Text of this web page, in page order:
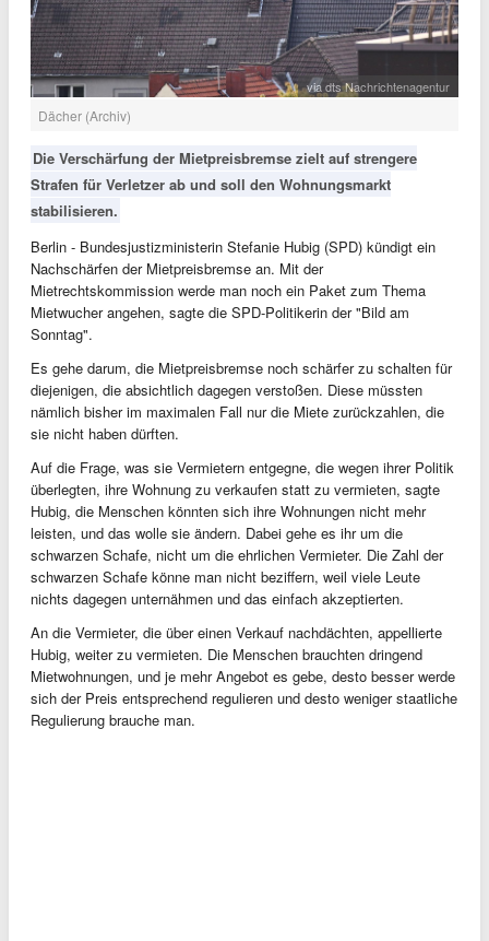
via dts Nachrichtenagentur
Dächer (Archiv)
Die Verschärfung der Mietpreisbremse zielt auf strengere
Strafen für Verletzer ab und soll den Wohnungsmarkt
stabilisieren.
Berlin - Bundesjustizministerin Stefanie Hubig (SPD) kündigt ein
Nachschärfen der Mietpreisbremse an. Mit der
Mietrechtskommission werde man noch ein Paket zum Thema
Mietwucher angehen, sagte die SPD-Politikerin der "Bild am
Sonntag".
Es gehe darum, die Mietpreisbremse noch schärfer zu schalten für
diejenigen, die absichtlich dagegen verstoßen. Diese müssten
nämlich bisher im maximalen Fall nur die Miete zurückzahlen, die
sie nicht haben dürften.
Auf die Frage, was sie Vermietern entgegne, die wegen ihrer Politik
überlegten, ihre Wohnung zu verkaufen statt zu vermieten, sagte
Hubig, die Menschen könnten sich ihre Wohnungen nicht mehr
leisten, und das wolle sie ändern. Dabei gehe es ihr um die
schwarzen Schafe, nicht um die ehrlichen Vermieter. Die Zahl der
schwarzen Schafe könne man nicht beziffern, weil viele Leute
nichts dagegen unternähmen und das einfach akzeptierten.
An die Vermieter, die über einen Verkauf nachdächten, appellierte
Hubig, weiter zu vermieten. Die Menschen brauchten dringend
Mietwohnungen, und je mehr Angebot es gebe, desto besser werde
sich der Preis entsprechend regulieren und desto weniger staatliche
Regulierung brauche man.